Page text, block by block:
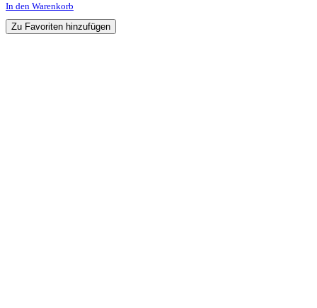
In den Warenkorb
Zu Favoriten hinzufügen